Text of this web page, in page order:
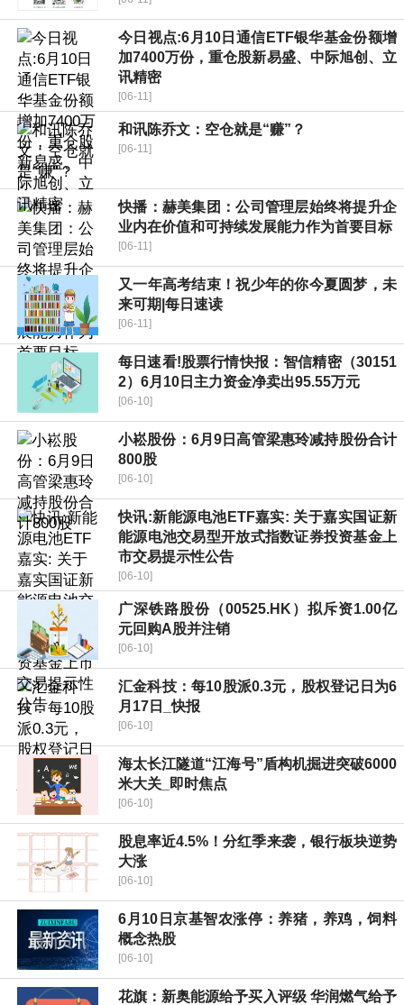
今日视点:6月10日通信ETF银华基金份额增
加7400万份，重仓股新易盛、中际旭创、立
讯精密
[06-11]
和讯陈乔文：空仓就是“赚”？
[06-11]
快播：赫美集团：公司管理层始终将提升企
业内在价值和可持续发展能力作为首要目标
[06-11]
又一年高考结束！祝少年的你今夏圆梦，未
来可期|每日速读
[06-11]
每日速看!股票行情快报：智信精密（30151
2）6月10日主力资金净卖出95.55万元
[06-10]
小崧股份：6月9日高管梁惠玲减持股份合计
800股
[06-10]
快讯:新能源电池ETF嘉实: 关于嘉实国证新
能源电池交易型开放式指数证券投资基金上
市交易提示性公告
[06-10]
广深铁路股份（00525.HK）拟斥资1.00亿
元回购A股并注销
[06-10]
汇金科技：每10股派0.3元，股权登记日为6
月17日_快报
[06-10]
海太长江隧道“江海号”盾构机掘进突破6000
米大关_即时焦点
[06-10]
股息率近4.5%！分红季来袭，银行板块逆势
大涨
[06-10]
6月10日京基智农涨停：养猪，养鸡，饲料
概念热股
[06-10]
花旗：新奥能源给予买入评级 华润燃气给予